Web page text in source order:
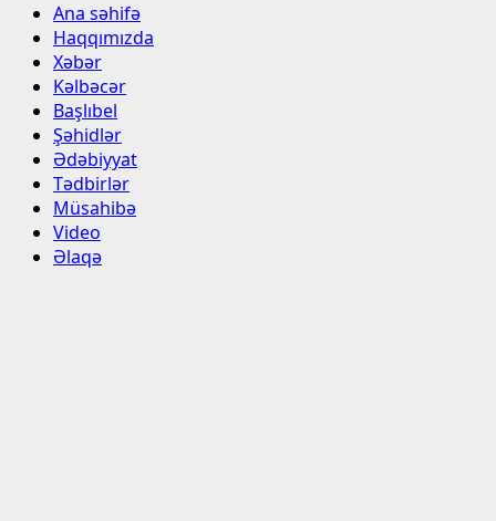
Ana səhifə
Haqqımızda
Xəbər
Kəlbəcər
Başlıbel
Şəhidlər
Ədəbiyyat
Tədbirlər
Müsahibə
Video
Əlaqə